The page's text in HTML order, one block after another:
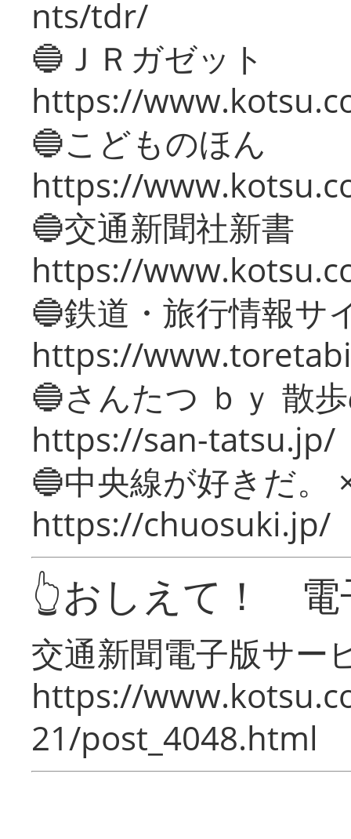
nts/tdr/
🔵ＪＲガゼット
https://
🔵こどものほん
https://
🔵交通新聞社新書
https://
🔵鉄道・旅行情報サ
https://
🔵さんたつ ｂｙ 散
https://san-tatsu.jp/
🔵中央線が好きだ。
https://chuosuki.jp/
👆おしえて！ 電
交通新聞電子版サー
https://
21/post_4048.html